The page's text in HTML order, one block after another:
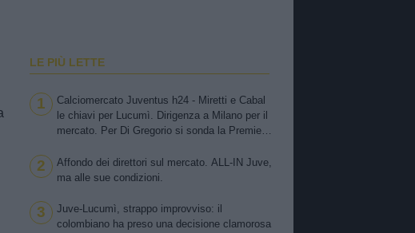
LE PIÙ LETTE
1
Calciomercato Juventus h24 - Miretti e Cabal
le chiavi per Lucumì. Dirigenza a Milano per il
mercato. Per Di Gregorio si sonda la Premier.
2
Affondo dei direttori sul mercato. ALL-IN Juve,
ma alle sue condizioni.
3
Juve-Lucumì, strappo improvviso: il
colombiano ha preso una decisione clamorosa